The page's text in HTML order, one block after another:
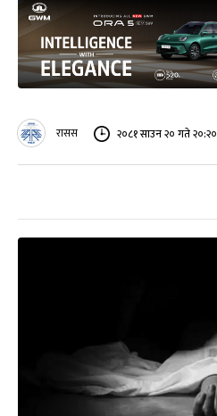
रासस २०८१ साउन २० गते २०:२०